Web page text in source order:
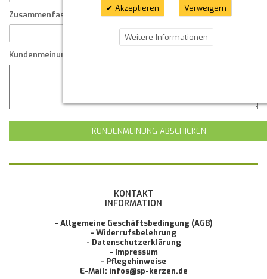
Zusammenfassung Ihrer Kundenmeinung
Kundenmeinung
KUNDENMEINUNG ABSCHICKEN
KONTAKT
INFORMATION
- Allgemeine Geschäftsbedingung (AGB)
- Widerrufsbelehrung
- Datenschutzerklärung
- Impressum
- Pflegehinweise
E-Mail: infos@sp-kerzen.de
Akzeptieren Verweigern
Weitere Informationen